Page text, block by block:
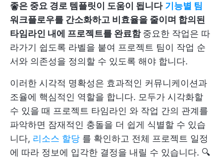
좋은 중요 경로 템플릿이 도움이 됩니다 기능별 팀
워크플로우를 간소화하고 비효율을 줄이며 합의된
타임라인 내에 프로젝트를 완료함중요한 작업은 따
라가기 쉽도록 라벨을 붙여 프로젝트 팀이 작업 순
서와 의존성을 정의할 수 있도록 해야 합니다.
이러한 시각적 명확성은 효과적인 커뮤니케이션과
조율에 핵심적인 역할을 합니다. 모두가 시각화할
수 있을 때 프로젝트 타임라인 와 작업 간의 관계를
파악하면 잠재적인 충돌을 더 쉽게 식별할 수 있습
니다, 리소스 할당 를 확인하고 전체 프로젝트 일정
에 따라 정보에 입각한 결정을 내릴 수 있습니다. 🔍